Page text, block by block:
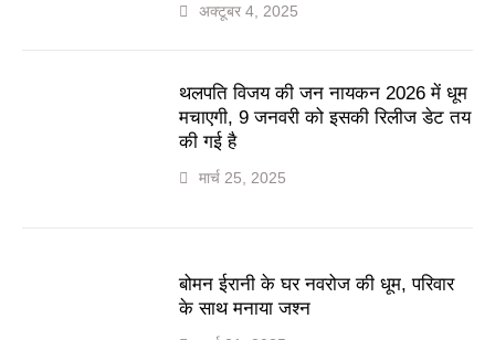
अक्टूबर 4, 2025
थलपति विजय की जन नायकन 2026 में धूम
मचाएगी, 9 जनवरी को इसकी रिलीज डेट तय
की गई है
मार्च 25, 2025
बोमन ईरानी के घर नवरोज की धूम, परिवार
के साथ मनाया जश्न